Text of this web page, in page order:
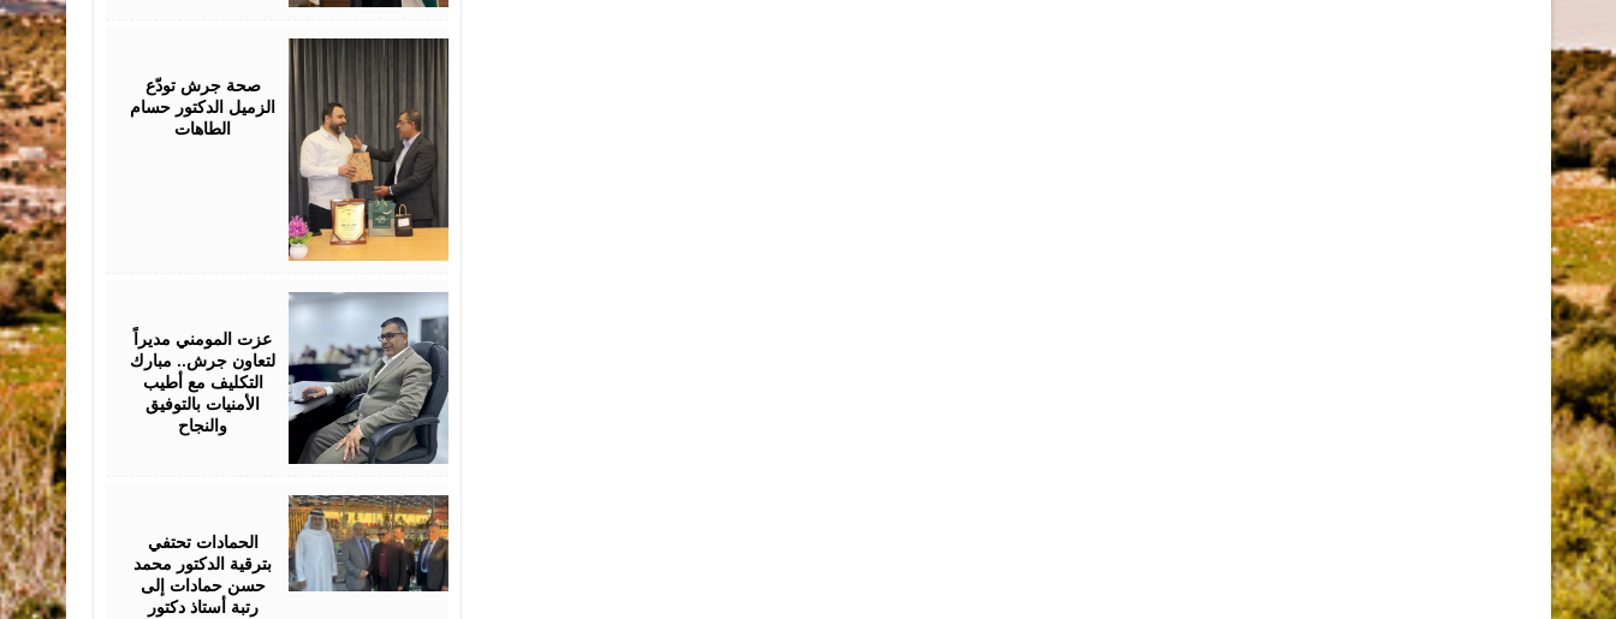
صحة جرش تودّع
الزميل الدكتور حسام
الطاهات
عزت المومني مديراً
لتعاون جرش.. مبارك
التكليف مع أطيب
الأمنيات بالتوفيق
والنجاح
2026
الحمادات تحتفي
بترقية الدكتور محمد
حسن حمادات إلى
رتبة أستاذ دكتور